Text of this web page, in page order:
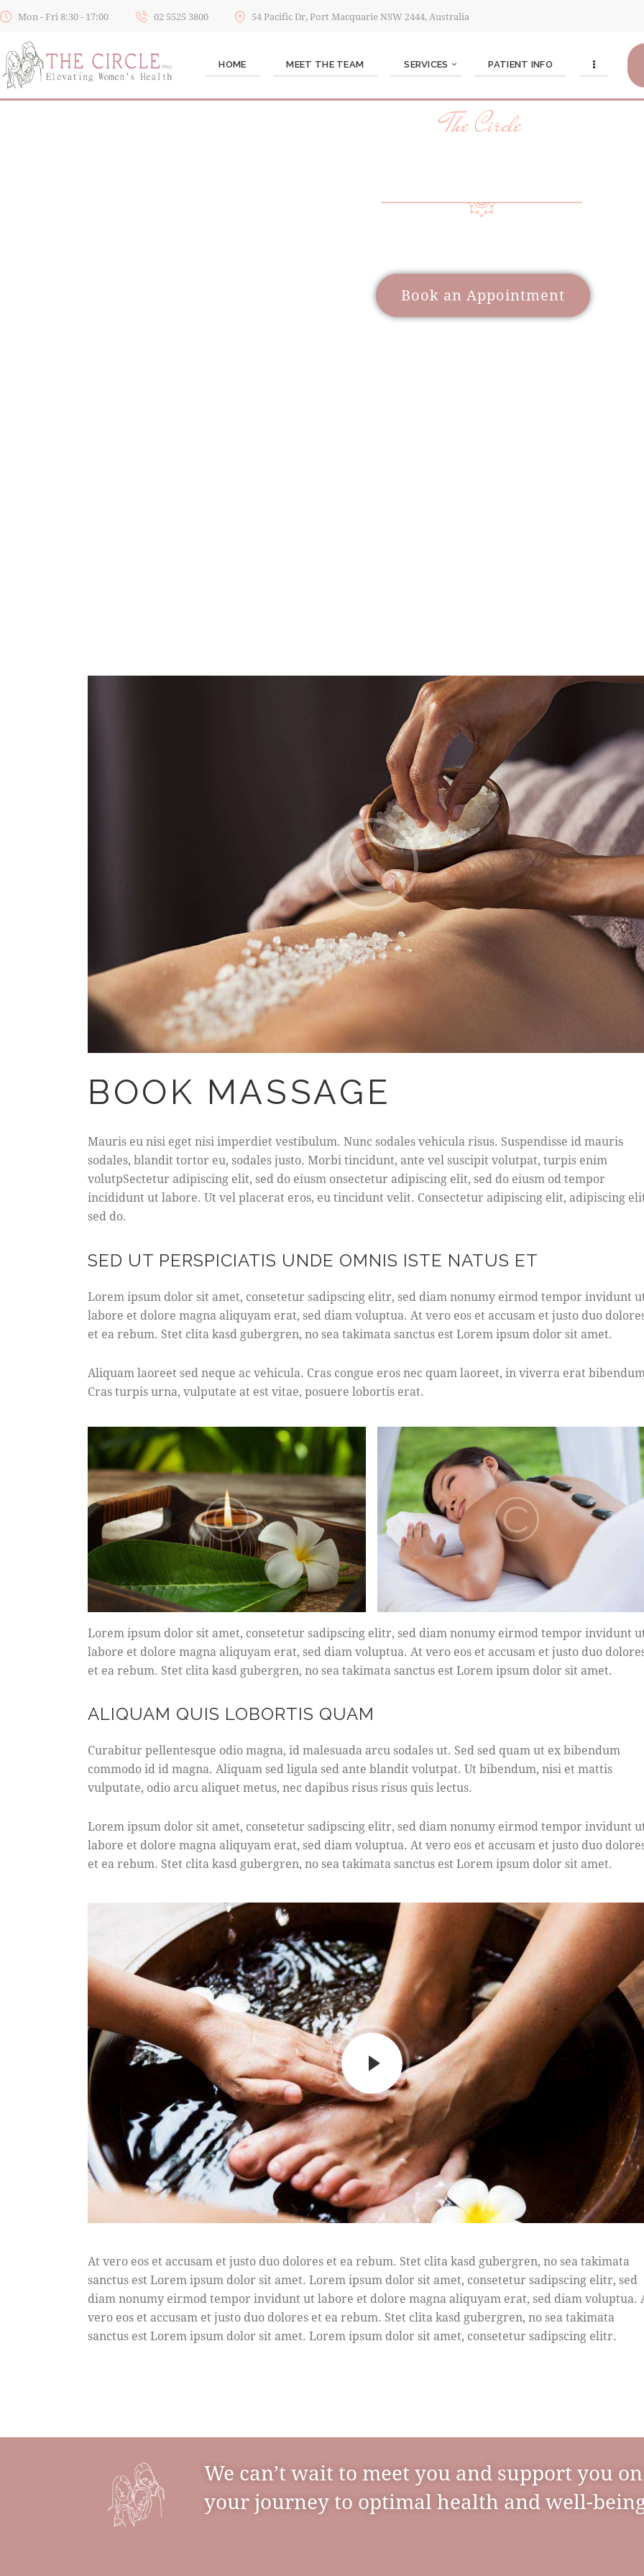
Mon - Fri 8:30 - 17:00 02 5525 3800 54 Pacific Dr, Port Macquarie NSW 2444, Australia
HOME MEET THE TEAM SERVICES PATIENT INFO
The Circle
Book an Appointment
BOOK MASSAGE
Mauris eu nisi eget nisi imperdiet vestibulum. Nunc sodales vehicula risus. Suspendisse id mauris
sodales, blandit tortor eu, sodales justo. Morbi tincidunt, ante vel suscipit volutpat, turpis enim
volutpSectetur adipiscing elit, sed do eiusm onsectetur adipiscing elit, sed do eiusm od tempor
incididunt ut labore. Ut vel placerat eros, eu tincidunt velit. Consectetur adipiscing elit, adipiscing
sed do.
SED UT PERSPICIATIS UNDE OMNIS ISTE NATUS ET
Lorem ipsum dolor sit amet, consetetur sadipscing elitr, sed diam nonumy eirmod tempor invidunt
labore et dolore magna aliquyam erat, sed diam voluptua. At vero eos et accusam et justo duo
et ea rebum. Stet clita kasd gubergren, no sea takimata sanctus est Lorem ipsum dolor sit amet.
Aliquam laoreet sed neque ac vehicula. Cras congue eros nec quam laoreet, in viverra erat
Cras turpis urna, vulputate at est vitae, posuere lobortis erat.
Lorem ipsum dolor sit amet, consetetur sadipscing elitr, sed diam nonumy eirmod tempor invidunt
labore et dolore magna aliquyam erat, sed diam voluptua. At vero eos et accusam et justo duo
et ea rebum. Stet clita kasd gubergren, no sea takimata sanctus est Lorem ipsum dolor sit amet.
ALIQUAM QUIS LOBORTIS QUAM
Curabitur pellentesque odio magna, id malesuada arcu sodales ut. Sed sed quam ut ex bibendum
commodo id id magna. Aliquam sed ligula sed ante blandit volutpat. Ut bibendum, nisi et mattis
vulputate, odio arcu aliquet metus, nec dapibus risus risus quis lectus.
Lorem ipsum dolor sit amet, consetetur sadipscing elitr, sed diam nonumy eirmod tempor invidunt
labore et dolore magna aliquyam erat, sed diam voluptua. At vero eos et accusam et justo duo
et ea rebum. Stet clita kasd gubergren, no sea takimata sanctus est Lorem ipsum dolor sit amet.
At vero eos et accusam et justo duo dolores et ea rebum. Stet clita kasd gubergren, no sea takimata
sanctus est Lorem ipsum dolor sit amet. Lorem ipsum dolor sit amet, consetetur sadipscing elitr, sed
diam nonumy eirmod tempor invidunt ut labore et dolore magna aliquyam erat, sed diam voluptua.
vero eos et accusam et justo duo dolores et ea rebum. Stet clita kasd gubergren, no sea takimata
sanctus est Lorem ipsum dolor sit amet. Lorem ipsum dolor sit amet, consetetur sadipscing elitr.
We can’t wait to meet you and support you on
your journey to optimal health and well-